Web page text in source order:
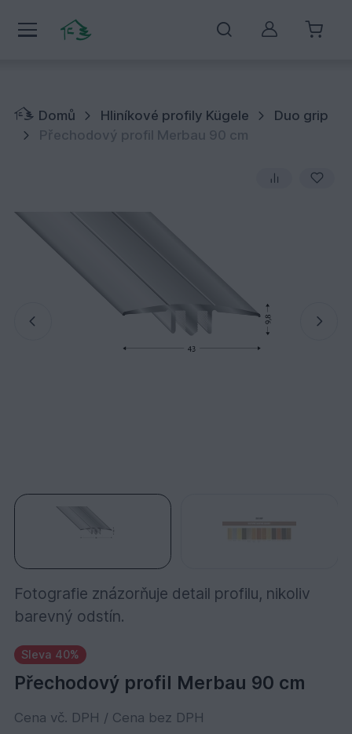
Můj účet
Domů Hliníkové profily Kügele
Duo grip
Přechodový profil Merbau 90 cm
Fotografie znázorňuje detail profilu, nikoliv
barevný odstín.
Sleva 40%
Přechodový profil Merbau 90 cm
Cena vč. DPH / Cena bez DPH